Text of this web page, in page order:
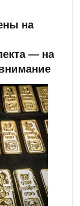
на
— на